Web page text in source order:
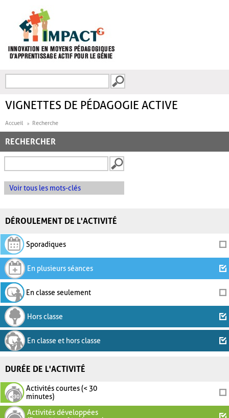
FORMULAIRE DE
VIGNETTES DE PÉDAGOGIE ACTIVE
Accueil Recherche
RECHERCHER
Voir tous les mots-clés
DÉROULEMENT DE L'ACTIVITÉ
Sporadiques
En plusieurs séances
En classe seulement
Hors classe
En classe et hors classe
DURÉE DE L'ACTIVITÉ
Activités courtes (< 30
minutes)
Activités développées